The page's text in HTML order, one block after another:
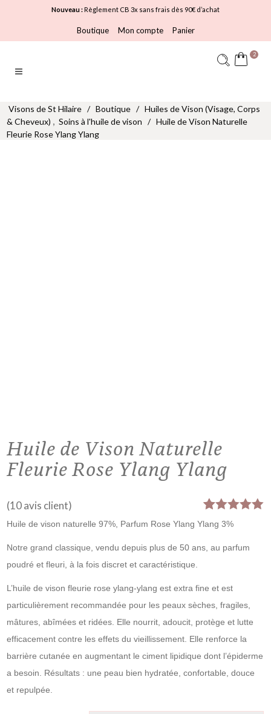
Nouveau :Règlement CB 3x sans frais dès 90€ d’achat
Boutique Mon compte Panier
2
Visons de St Hilaire / Boutique / Huiles de Vison (Visage, Corps
& Cheveux) , Soins à l'huile de vison / Huile de Vison Naturelle
Fleurie Rose Ylang Ylang
Huile de Vison Naturelle
Fleurie Rose Ylang Ylang
Noté5.00
sur 5
basé sur
10
notations
(10avis client)
Huile de vison naturelle 97%, Parfum Rose Ylang Ylang 3%
Notre grand classique, vendu depuis plus de 50 ans, au parfum
poudré et fleuri, à la fois discret et caractéristique.
L’huile de vison fleurie rose ylang-ylang est extra fine et est
particulièrement recommandée pour les peaux sèches, fragiles,
mâtures, abîmées et ridées. Elle nourrit, adoucit, protège et lutte
efficacement contre les effets du vieillissement. Elle renforce la
barrière cutanée en augmentant le ciment lipidique dont l’épiderme
a besoin. Résultats : une peau bien hydratée, confortable, douce
et repulpée.